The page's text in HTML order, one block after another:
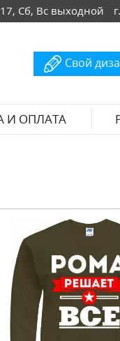
Сб, Вс выходной
Свой
И ОПЛАТА